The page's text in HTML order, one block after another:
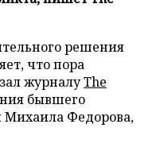
решения
что пора
журналуThe
бывшего
Федорова,